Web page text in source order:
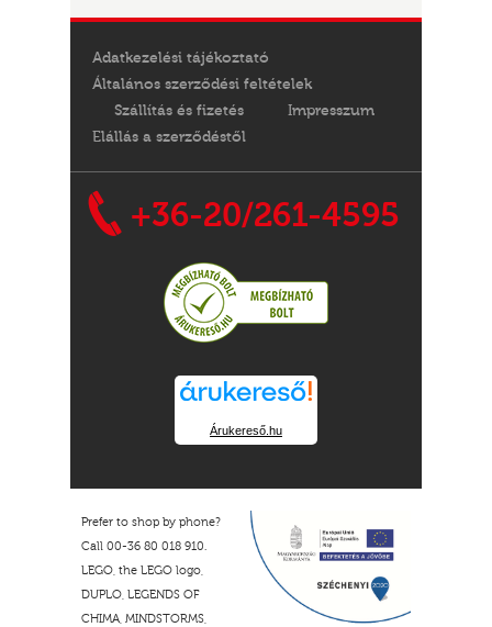
Adatkezelési tájékoztató
Általános szerződési feltételek
Szállítás és fizetés
Impresszum
Elállás a szerződéstől
+36-20/261-4595
Árukereső.hu
Prefer to shop by phone?
Call 00-36 80 018 910.
LEGO, the LEGO logo,
DUPLO, LEGENDS OF
CHIMA, MINDSTORMS,